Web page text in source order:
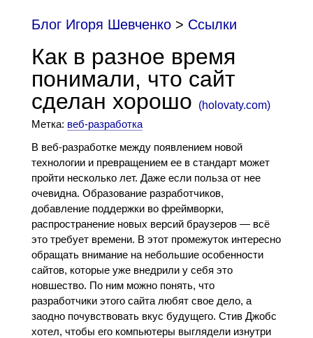
Блог Игоря Шевченко> Cсылки
Как в разное время
понимали, что сайт
сделан хорошо
(holovaty.com)
Метка: веб-разработка
В веб-разработке между появлением новой
технологии и превращением ее в стандарт может
пройти несколько лет. Даже если польза от нее
очевидна. Образование разработчиков,
добавление поддержки во фреймворки,
распространение новых версий браузеров — всё
это требует времени. В этот промежуток интересно
обращать внимание на небольшие особенности
сайтов, которые уже внедрили у себя это
новшество. По ним можно понять, что
разработчики этого сайта любят свое дело, а
заодно почувствовать вкус будущего. Стив Джобс
хотел, чтобы его компьютеры выглядели изнутри